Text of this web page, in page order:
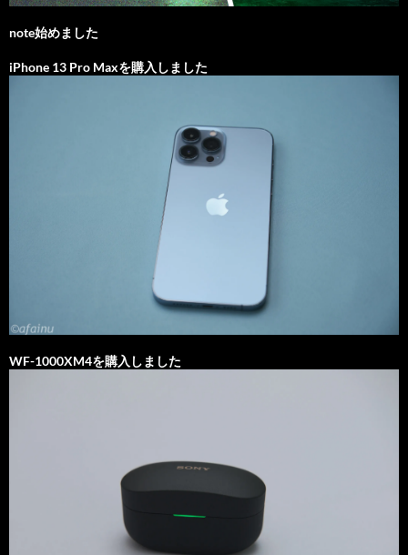
note始めました
iPhone 13 Pro Maxを購入しました
WF-1000XM4を購入しました